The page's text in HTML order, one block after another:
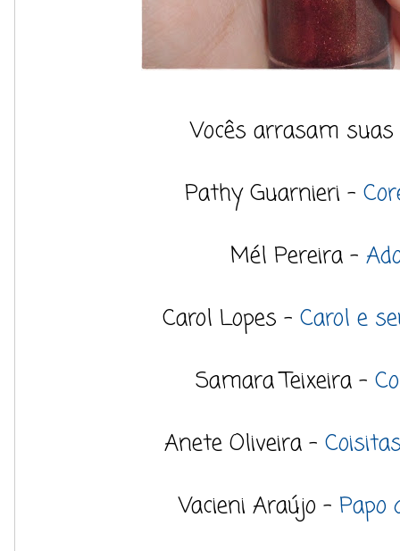
Vocês arrasam
Pathy Guarnieri -
Mél Pereira -
Carol Lopes - Carol e
Samara Teixeira -
Anete Oliveira -
Vacieni Araújo - Papo